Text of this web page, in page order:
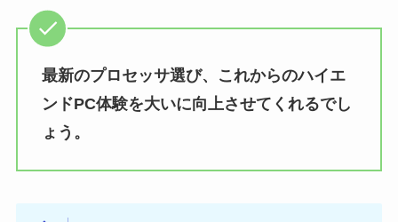
最新のプロセッサ選び、これからのハイエ
ンドPC体験を大いに向上させてくれるでし
ょう。